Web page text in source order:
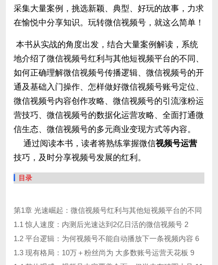
采集大量案例，挑选新颖、典型、好玩的故事，力求
在愉悦中分享知识。玩转微信视频号，就这么简单！
本书从实战的角度出发，结合大量案例解读，系统
地介绍了微信视频号红利与其他短视频平台的不同、
如何正确理解微信视频号传播逻辑、微信视频号的开
通及基础入门操作、怎样做好微信视频号账号定位、
微信视频号内容创作攻略、微信视频号的引流涨粉运
营技巧、微信视频号的数据化运营攻略、全面打通微
信生态、微信视频号的多元商业变现方式等内容。
通过阅读本书，读者将熟练掌握微信视频号运营
技巧，及时分享视频号发展的红利。
目录
第1章 光速崛起：微信视频号红利与其他短视频平台的不同
1.1 惊人速度：内测后光速达到2亿日活的微信视频号 2
1.2 平台逻辑：为何视频号不能自动播放下一条视频内容 6
1.3 现有格局：10万＋粉丝尚为 大多数账号运营天花板 9